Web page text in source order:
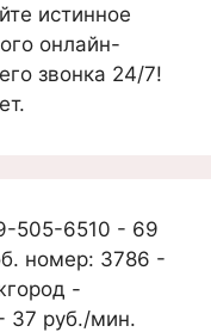
истинное
онлайн-
звонка 24/7!
505-6510 - 69
номер: 3786 -
-
37 руб./мин.